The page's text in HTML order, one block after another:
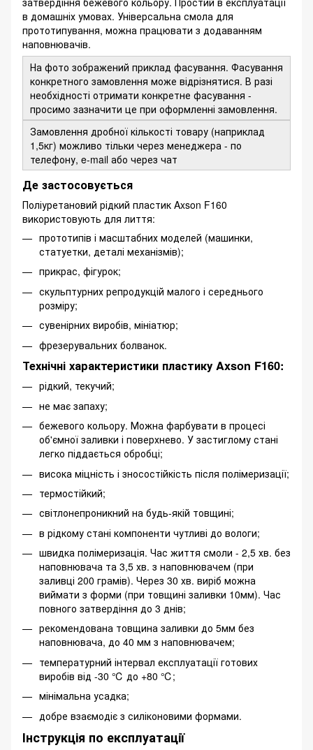
в домашніх умовах. Універсальна смола для
прототипування, можна працювати з додаванням
наповнювачів.
На фото зображений приклад фасування. Фасування
конкретного замовлення може відрізнятися. В разі
необхідності отримати конкретне фасування -
просимо зазначити це при оформленні замовлення.
Замовлення дробної кількості товару (наприклад
1,5кг) можливо тільки через менеджера - по
телефону, e-mail або через чат
Де застосовується
Поліуретановий рідкий пластик Axson F160
використовують для лиття:
прототипів і масштабних моделей (машинки,
статуетки, деталі механізмів);
прикрас, фігурок;
скульптурних репродукцій малого і середнього
розміру;
сувенірних виробів, мініатюр;
фрезерувальних болванок.
Технічні характеристики пластику Axson F160:
рідкий, текучий;
не має запаху;
бежевого кольору. Можна фарбувати в процесі
об'ємної заливки і поверхнево. У застиглому стані
легко піддається обробці;
висока міцність і зносостійкість після полімеризації;
термостійкий;
світлонепроникний на будь-якій товщині;
в рідкому стані компоненти чутливі до вологи;
швидка полімеризація. Час життя смоли - 2,5 хв. без
наповнювача та 3,5 хв. з наповнювачем (при
заливці 200 грамів). Через 30 хв. виріб можна
виймати з форми (при товщині заливки 10мм). Час
повного затвердіння до 3 днів;
рекомендована товщина заливки до 5мм без
наповнювача, до 40 мм з наповнювачем;
температурний інтервал експлуатації готових
виробів від -30 ℃ до +80 ℃;
мінімальна усадка;
добре взаємодіє з силіконовими формами.
Інструкція по експлуатації